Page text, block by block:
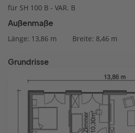
für SH 100 B - VAR. B
Außenmaße
Länge: 13,86 m Breite: 8,46 m
Grundrisse